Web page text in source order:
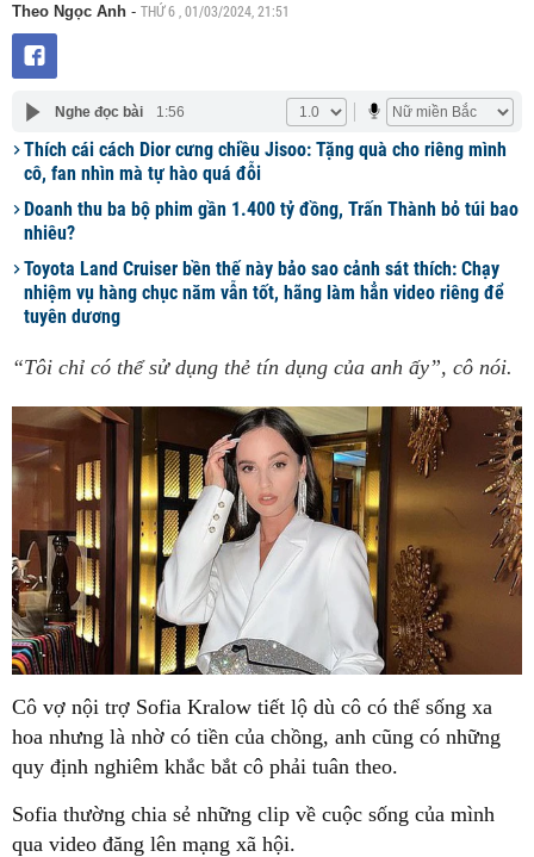
Theo Ngọc Anh - THỨ 6 , 01/03/2024, 21:51
Nghe đọc bài 1:56
Thích cái cách Dior cưng chiều Jisoo: Tặng quà cho riêng mình
cô, fan nhìn mà tự hào quá đỗi
Doanh thu ba bộ phim gần 1.400 tỷ đồng, Trấn Thành bỏ túi bao
nhiêu?
Toyota Land Cruiser bền thế này bảo sao cảnh sát thích: Chạy
nhiệm vụ hàng chục năm vẫn tốt, hãng làm hẳn video riêng để
tuyên dương
“Tôi chỉ có thể sử dụng thẻ tín dụng của anh ấy”, cô nói.
Cô vợ nội trợ Sofia Kralow tiết lộ dù cô có thể sống xa
hoa nhưng là nhờ có tiền của chồng, anh cũng có những
quy định nghiêm khắc bắt cô phải tuân theo.
Sofia thường chia sẻ những clip về cuộc sống của mình
qua video đăng lên mạng xã hội.